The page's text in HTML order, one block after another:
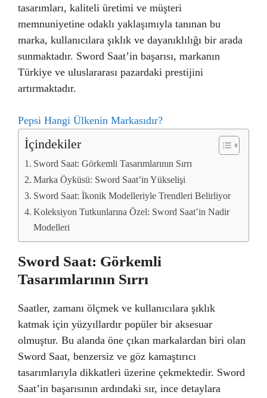
tasarımları, kaliteli üretimi ve müşteri
memnuniyetine odaklı yaklaşımıyla tanınan bu
marka, kullanıcılara şıklık ve dayanıklılığı bir arada
sunmaktadır. Sword Saat’in başarısı, markanın
Türkiye ve uluslararası pazardaki prestijini
artırmaktadır.
Pepsi Hangi Ülkenin Markasıdır?
İçindekiler
Sword Saat: Görkemli Tasarımlarının Sırrı
Marka Öyküsü: Sword Saat’in Yükselişi
Sword Saat: İkonik Modelleriyle Trendleri Belirliyor
Koleksiyon Tutkunlarına Özel: Sword Saat’in Nadir
Modelleri
Sword Saat: Görkemli
Tasarımlarının Sırrı
Saatler, zamanı ölçmek ve kullanıcılara şıklık
katmak için yüzyıllardır popüler bir aksesuar
olmuştur. Bu alanda öne çıkan markalardan biri olan
Sword Saat, benzersiz ve göz kamaştırıcı
tasarımlarıyla dikkatleri üzerine çekmektedir. Sword
Saat’in başarısının ardındaki sır, ince detaylara